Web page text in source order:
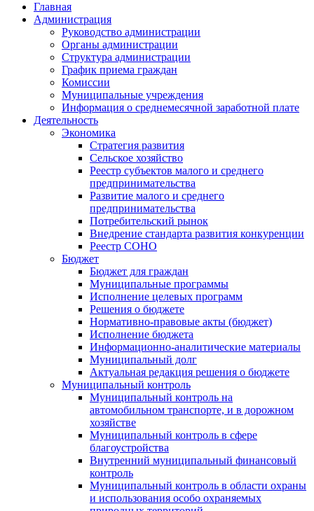
Главная
Администрация
Руководство администрации
Органы администрации
Структура администрации
График приема граждан
Комиссии
Муниципальные учреждения
Информация о среднемесячной заработной плате
Деятельность
Экономика
Стратегия развития
Сельское хозяйство
Реестр субъектов малого и среднего
предпринимательства
Развитие малого и среднего
предпринимательства
Потребительский рынок
Внедрение стандарта развития конкуренции
Реестр СОНО
Бюджет
Бюджет для граждан
Муниципальные программы
Исполнение целевых программ
Решения о бюджете
Нормативно-правовые акты (бюджет)
Исполнение бюджета
Информационно-аналитические материалы
Муниципальный долг
Актуальная редакция решения о бюджете
Муниципальный контроль
Муниципальный контроль на
автомобильном транспорте, и в дорожном
хозяйстве
Муниципальный контроль в сфере
благоустройства
Внутренний муниципальный финансовый
контроль
Муниципальный контроль в области охраны
и использования особо охраняемых